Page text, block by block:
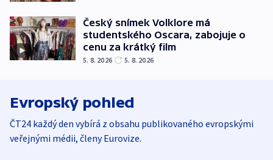
Český snímek Volklore má
studentského Oscara, zabojuje o
cenu za krátký film
5. 8. 2026 5. 8. 2026
Evropský pohled
ČT24 každý den vybírá z obsahu publikovaného evropskými
veřejnými médii, členy Eurovize.